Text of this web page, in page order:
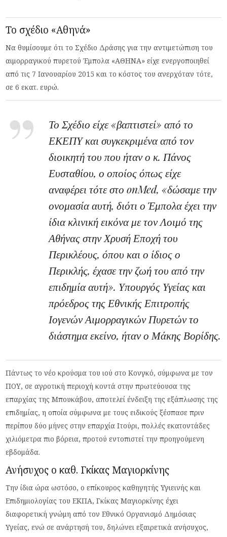
Το σχέδιο «Αθηνά»
Να θυμίσουμε ότι το Σχέδιο Δράσης για την αντιμετώπιση του
αιμορραγικού πυρετού Έμπολα «ΑΘΗΝΑ» είχε ενεργοποιηθεί
από τις 7 Ιανουαρίου 2015 και το κόστος του ανερχόταν τότε,
σε 6 εκατ. ευρώ.
Το Σχέδιο είχε «βαπτιστεί» από το
ΕΚΕΠΥ και συγκεκριμένα από τον
διοικητή του που ήταν ο κ. Πάνος
Ευσταθίου, ο οποίος όπως είχε
αναφέρει τότε στο onMed, «δώσαμε την
ονομασία αυτή, διότι ο Έμπολα έχει την
ίδια κλινική εικόνα με τον Λοιμό της
Αθήνας στην Χρυσή Εποχή του
Περικλέους, όπου και ο ίδιος ο
Περικλής, έχασε την ζωή του από την
επιδημία αυτή». Υπουργός Υγείας και
πρόεδρος της Εθνικής Επιτροπής
Ιογενών Αιμορραγικών Πυρετών το
διάστημα εκείνο, ήταν ο Μάκης Βορίδης.
Πάντως το νέο κρούσμα του ιού στο Κονγκό, σύμφωνα με τον
ΠΟΥ, σε αγροτική περιοχή κοντά στην πρωτεύουσα της
επαρχίας της Μπουκάβου, αποτελεί ένδειξη της εξάπλωσης της
επιδημίας, η οποία σύμφωνα με τους ειδικούς ξέσπασε πριν
περίπου δύο μήνες στην επαρχία Ιτούρι, πολλές εκατοντάδες
χιλιόμετρα πιο βόρεια, προτού εντοπιστεί την προηγούμενη
εβδομάδα.
Ανήσυχος ο καθ. Γκίκας Μαγιορκίνης
Την ίδια ώρα ωστόσο, ο επίκουρος καθηγητής Υγιεινής και
Επιδημιολογίας του ΕΚΠΑ, Γκίκας Μαγιορκίνης έχει
διαφορετική γνώμη από τον Εθνικό Οργανισμό Δημόσιας
Υγείας, ενώ σε ανάρτησή του, δηλώνει εξαιρετικά ανήσυχος,